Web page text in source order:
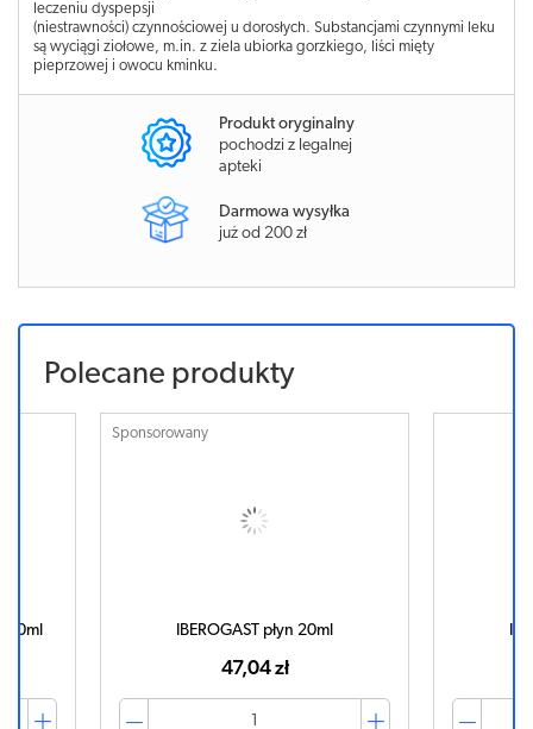
leczeniu dyspepsji
(niestrawności) czynnościowej u dorosłych. Substancjami czynnymi leku
są wyciągi ziołowe, m.in. z ziela ubiorka gorzkiego, liści mięty
pieprzowej i owocu kminku.
Produkt oryginalny
pochodzi z legalnej
apteki
Darmowa wysyłka
już od 200 zł
Polecane produkty
20ml
Sponsorowany
IBEROGAST płyn 20ml
47,04 zł